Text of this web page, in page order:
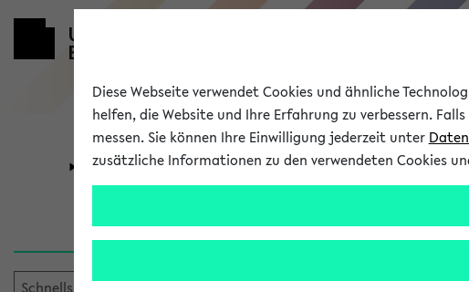
Universität Forschung
Anmeldung am
Es gibt mehrere Möglichkeiten zur
Diese Webseite verwendet Cookies und ähnliche
helfen, die Website und Ihre Erfahrung zu verbessern.
messen. Sie können Ihre Einwilligung jederzeit unter
zusätzliche Informationen zu den verwendeten Cookies